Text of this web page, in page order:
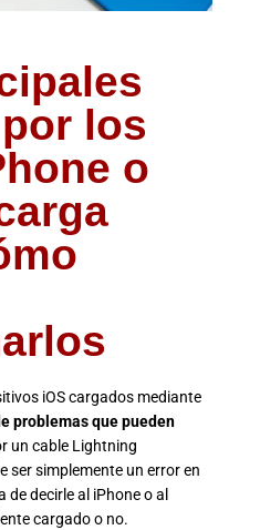
los
o
iOS cargados mediante
problemas que pueden
un cable Lightning
ser simplemente un error en
decirle al iPhone o al
cargado o no.